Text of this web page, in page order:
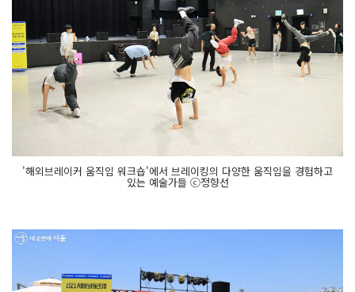
'해외브레이커 움직임 워크숍'에서 브레이킹의 다양한 움직임을 경험하고
있는 예술가들 ⓒ정향선